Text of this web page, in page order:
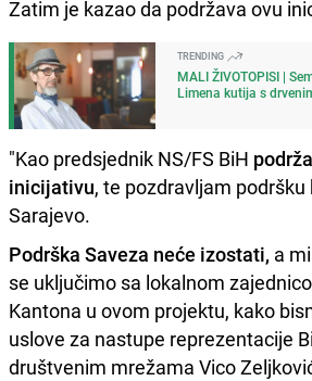
Zatim je kazao da podržava ovu
TRENDING
MALI ŽIVOTOPISI |
Limena kutija s
"Kao predsjednik NS/FS BiH
inicijativu, te pozdravljam
Sarajevo.
Podrška Saveza neće izostati, a
se uključimo sa lokalnom
Kantona u ovom projektu, kako
uslove za nastupe reprezentacije
društvenim mrežama Vico